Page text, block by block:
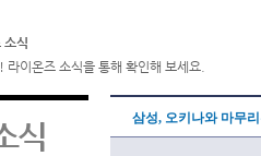
소식
이온즈 소식을 통해 확인해 보세요.
식 삼성, 오키나와 마무